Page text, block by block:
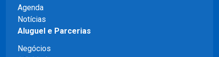
Agenda
Notícias
Aluguel e Parcerias
Negócios